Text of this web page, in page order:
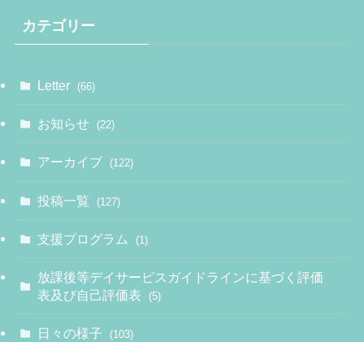
カテゴリー
Letter (66)
お知らせ (22)
アーカイブ (122)
投稿一覧 (127)
支援プログラム (1)
放課後等デイサービスガイドラインに基づく評価
表及び自己評価表
(5)
日々の様子 (103)